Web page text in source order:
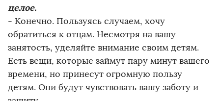
целое.
- Конечно. Пользуясь случаем, хочу
обратиться к отцам. Несмотря на вашу
занятость, уделяйте внимание своим детям.
Есть вещи, которые займут пару минут вашего
времени, но принесут огромную пользу
детям. Они будут чувствовать вашу заботу и